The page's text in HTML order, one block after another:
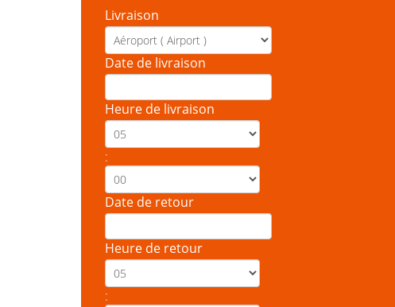
Livraison
Date de livraison
Heure de livraison
:
Date de retour
Heure de retour
: